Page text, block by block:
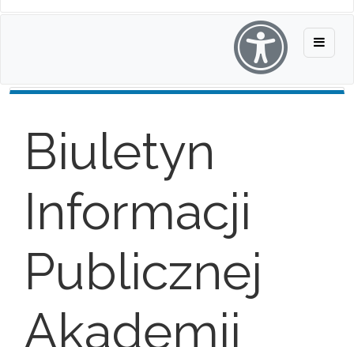
Biuletyn
Informacji
Publicznej
Akademii